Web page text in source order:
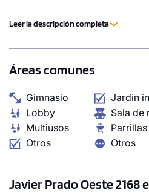
Desde
S/ 1,256,645
Modelo X-02
132.78 m²
COTIZAR
gastronómicas, invita a
Leer la descripción completa
Áreas comunes
Gimnasio
Jardin
Lobby
Sala de
Multiusos
Parrillas
Otros
Otros
Javier Prado Oeste 2168